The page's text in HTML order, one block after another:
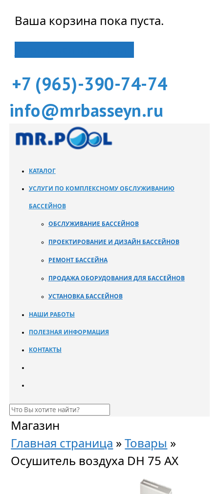
Ваша корзина пока пуста.
+7 (965)-390-74-74
info@mrbasseyn.ru
КАТАЛОГ
УСЛУГИ ПО КОМПЛЕКСНОМУ ОБСЛУЖИВАНИЮ
БАССЕЙНОВ
ОБСЛУЖИВАНИЕ БАССЕЙНОВ
ПРОЕКТИРОВАНИЕ И ДИЗАЙН БАССЕЙНОВ
РЕМОНТ БАССЕЙНА
ПРОДАЖА ОБОРУДОВАНИЯ ДЛЯ БАССЕЙНОВ
УСТАНОВКА БАССЕЙНОВ
НАШИ РАБОТЫ
ПОЛЕЗНАЯ ИНФОРМАЦИЯ
КОНТАКТЫ
Магазин
Главная страница »Товары »
Осушитель воздуха DH 75 AX